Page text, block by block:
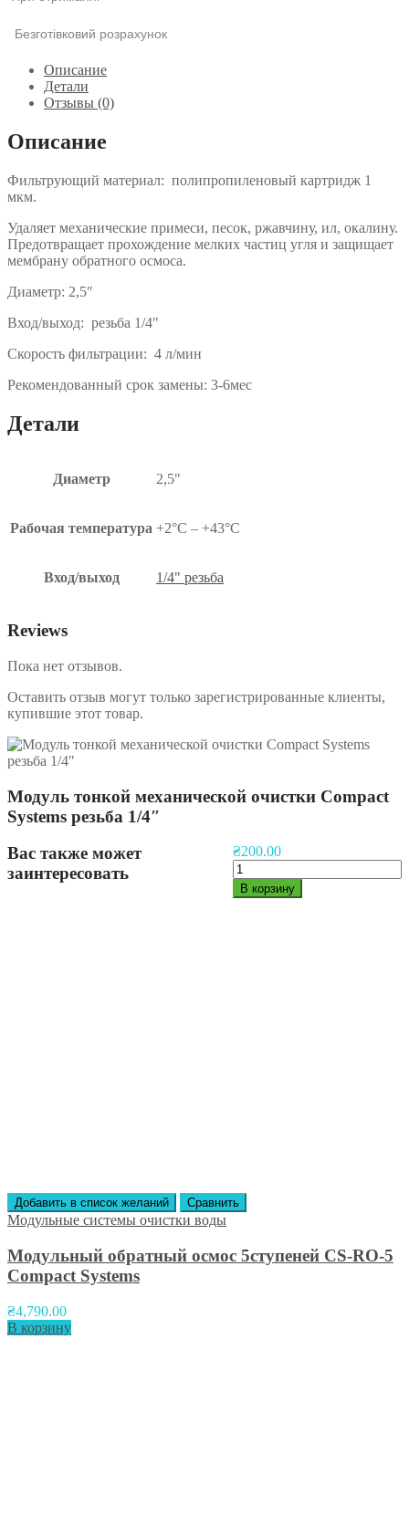
Безготівковий розрахунок
Описание
Детали
Отзывы (0)
Описание
Фильтрующий материал: полипропиленовый картридж 1
мкм.
Удаляет механические примеси, песок, ржавчину, ил, окалину.
Предотвращает прохождение мелких частиц угля и защищает
мембрану обратного осмоса.
Диаметр: 2,5″
Вход/выход: резьба 1/4″
Скорость фильтрации: 4 л/мин
Рекомендованный срок замены: 3-6мес
Детали
Диаметр 2,5"
Рабочая температура +2°C – +43°C
Вход/выход 1/4" резьба
Reviews
Пока нет отзывов.
Оставить отзыв могут только зарегистрированные клиенты,
купившие этот товар.
Модуль тонкой механической очистки Compact
Systems резьба 1/4″
₴200.00
Количество
товара
Модуль
В корзину
Вас также может
заинтересовать
Добавить в список желаний Сравнить
Модульные системы очистки воды
Модульный обратный осмос 5ступеней CS-RO-5
Compact Systems
₴4,790.00
В корзину